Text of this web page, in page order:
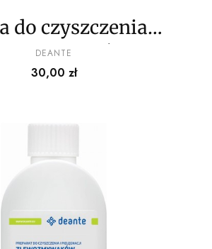
do czyszczenia
i brodzików
PRODUCENT
DEANTE
Cena
30,00 zł